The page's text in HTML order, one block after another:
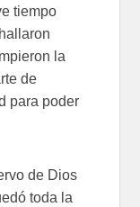
tiempo
la
de
para poder
de Dios
toda la